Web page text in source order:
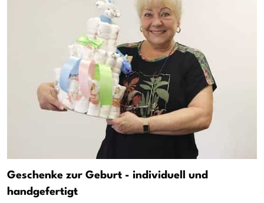
Geschenke zur Geburt - individuell und
handgefertigt